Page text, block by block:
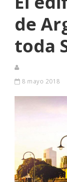
de
toda
8 mayo 2018